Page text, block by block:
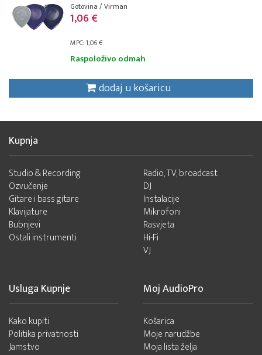
Gotovina / Virman
1,06 €
MPC: 1,06 €
Raspoloživo odmah
dodaj u košaricu
Kupnja
Studio & Recording
Ozvučenje
Gitare i bass gitare
Klavijature
Bubnjevi
Ostali instrumenti
Radio, TV, broadcast
DJ
Instalacije
Mikrofoni
Rasvjeta
Hi-Fi
VJ
Usluga Kupnje
Kako kupiti
Politika privatnosti
Jamstvo
Moj AudioPro
Košarica
Moje narudžbe
Moja lista želja